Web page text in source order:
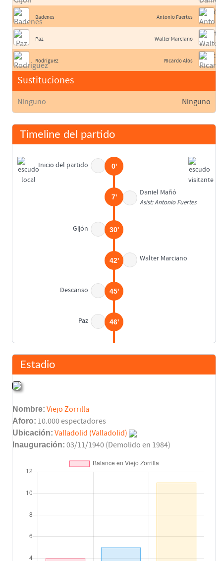
Badenes
Paz
Rodríguez
Sustituciones
Ninguno
Antonio Fuertes
Walter Marciano
Ricardo Alós
Ninguno
Timeline del partido
Inicio del partido 0'
Daniel Mañó
Asist: Antonio Fuertes
7'
Gijón 30'
Walter Marciano
42'
Descanso 45'
Paz 46'
47'
Rivera
Walter Marciano
Asist: Antonio Fuertes
72'
Estadio
Nombre: Viejo Zorrilla
Aforo: 10.000 espectadores
Ubicación: Valladolid (Valladolid)
Inauguración: 03/11/1940 (Demolido en 1984)